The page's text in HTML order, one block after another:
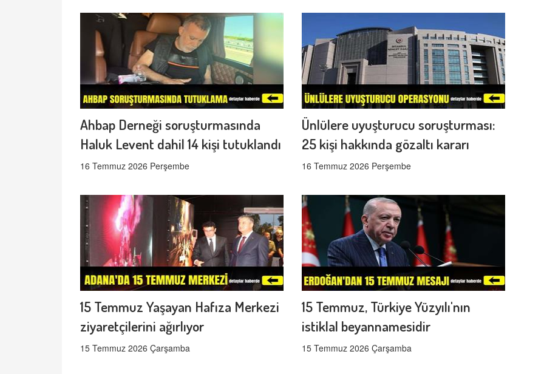
Ahbap Derneği soruşturmasında
Haluk Levent dahil 14 kişi tutuklandı
16 Temmuz 2026 Perşembe
Ünlülere uyuşturucu soruşturması:
25 kişi hakkında gözaltı kararı
16 Temmuz 2026 Perşembe
15 Temmuz Yaşayan Hafıza Merkezi
ziyaretçilerini ağırlıyor
15 Temmuz 2026 Çarşamba
15 Temmuz, Türkiye Yüzyılı'nın
istiklal beyannamesidir
15 Temmuz 2026 Çarşamba